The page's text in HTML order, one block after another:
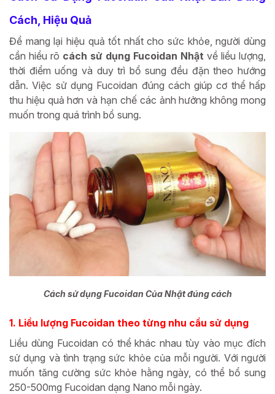
Cách, Hiệu Quả
Để mang lại hiệu quả tốt nhất cho sức khỏe, người dùng
cần hiểu rõ cách sử dụng Fucoidan Nhật về liều lượng,
thời điểm uống và duy trì bổ sung đều đặn theo hướng
dẫn. Việc sử dụng Fucoidan đúng cách giúp cơ thể hấp
thu hiệu quả hơn và hạn chế các ảnh hưởng không mong
muốn trong quá trình bổ sung.
Cách sử dụng Fucoidan Của Nhật đúng cách
1. Liều lượng Fucoidan theo từng nhu cầu sử dụng
Liều dùng Fucoidan có thể khác nhau tùy vào mục đích
sử dụng và tình trạng sức khỏe của mỗi người. Với người
muốn tăng cường sức khỏe hằng ngày, có thể bổ sung
250-500mg Fucoidan dạng Nano mỗi ngày.